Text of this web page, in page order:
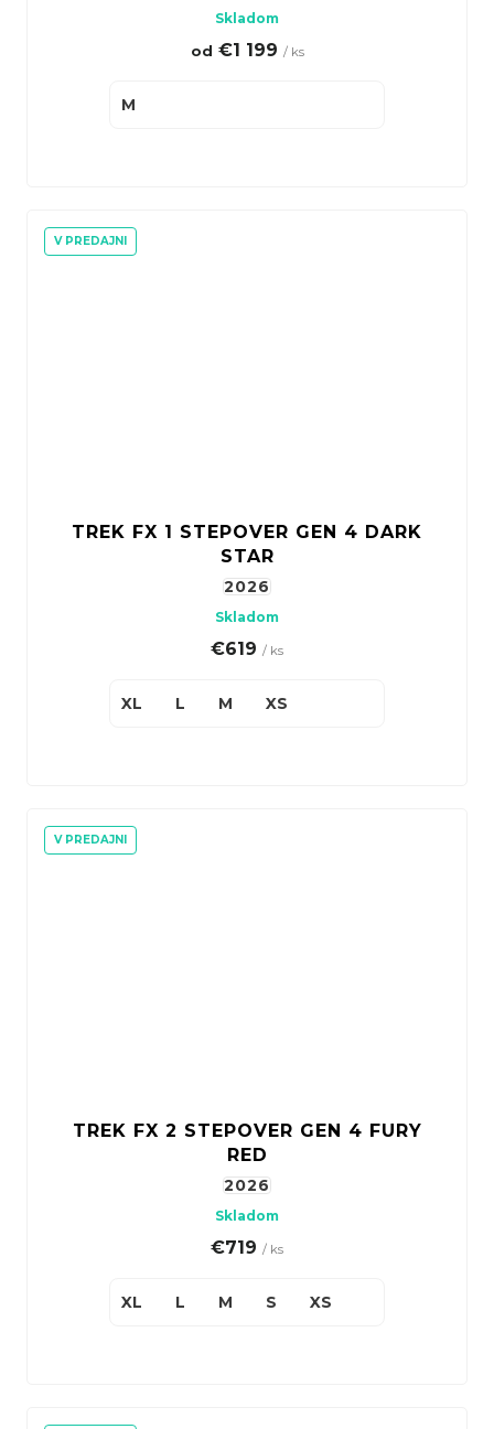
Skladom
od €1 199 / ks
M
V PREDAJNI
TREK FX 1 STEPOVER GEN 4 DARK
STAR
2026
Skladom
€619 / ks
XL L M XS
V PREDAJNI
TREK FX 2 STEPOVER GEN 4 FURY
RED
2026
Skladom
€719 / ks
XL L M S XS